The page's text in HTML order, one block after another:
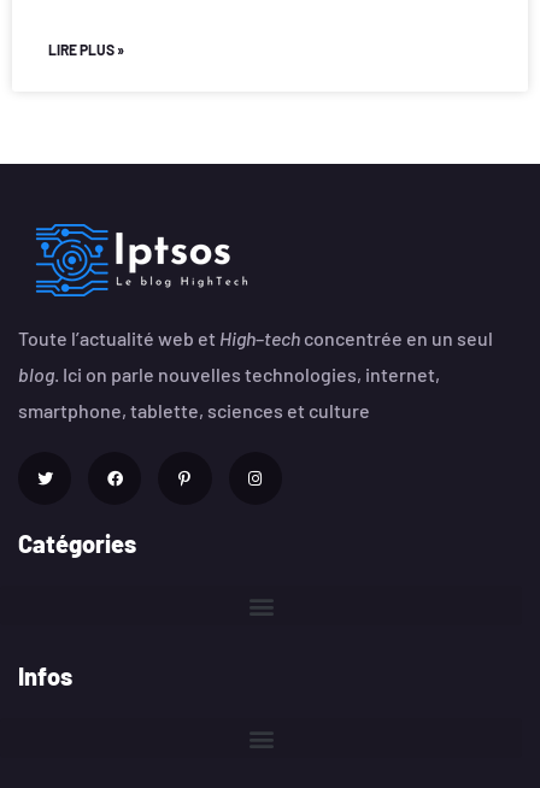
LIRE PLUS »
Toute l’actualité web et High–tech concentrée en un seul
blog . Ici on parle nouvelles technologies, internet,
smartphone, tablette, sciences et culture
Catégories
Infos